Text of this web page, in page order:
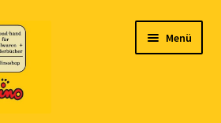
Menü